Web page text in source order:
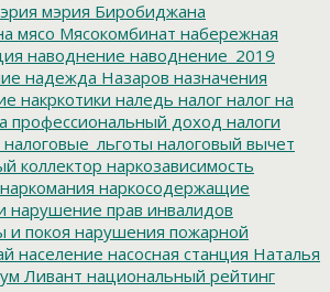
мэрия Биробиджана
мясо Мясокомбинат набережная
наводнение наводнение_2019
надежда Назаров назначения
накркотики наледь налог налог на
профессиональный доход налоги
налоговые_льготы налоговый вычет
коллектор наркозависимость
наркомания наркосодержащие
нарушение прав инвалидов
покоя нарушения пожарной
население насосная станция Наталья
Ливант национальный рейтинг